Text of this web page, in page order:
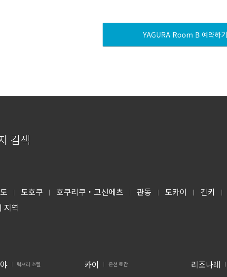
YAGURA Room B 예약하기
검색
| 도호쿠 | 호쿠리쿠・고신에츠 | 관동 | 도카이 | 긴키 |
지역
럭셔리 호텔 카이 온천 료칸 리조나레